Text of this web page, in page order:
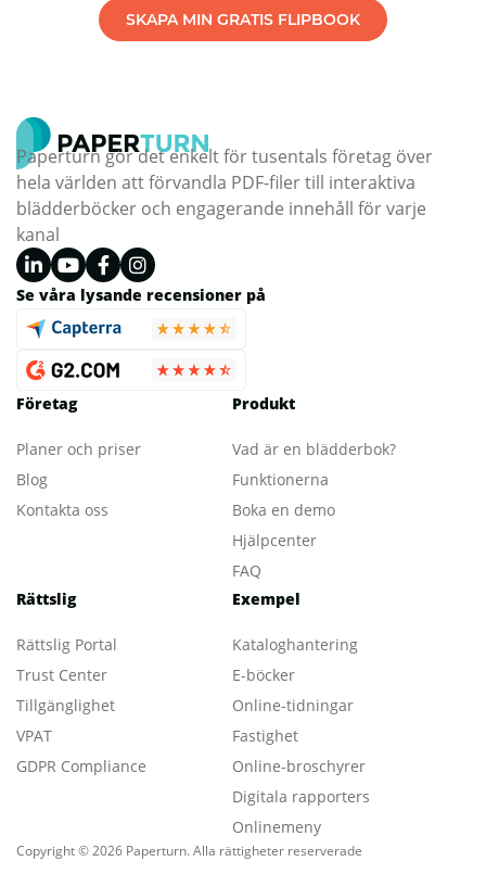
SKAPA MIN GRATIS FLIPBOOK
Paperturn gör det enkelt för tusentals företag över
hela världen att förvandla PDF-filer till interaktiva
blädderböcker och engagerande innehåll för varje
kanal
Se våra lysande recensioner på
Företag
Planer och priser
Blog
Kontakta oss
Produkt
Vad är en blädderbok?
Funktionerna
Boka en demo
Hjälpcenter
FAQ
Rättslig
Rättslig Portal
Trust Center
Tillgänglighet
VPAT
GDPR Compliance
Exempel
Kataloghantering
E-böcker
Online-tidningar
Fastighet
Online-broschyrer
Digitala rapporters
Onlinemeny
Copyright © 2026 Paperturn. Alla rättigheter reserverade